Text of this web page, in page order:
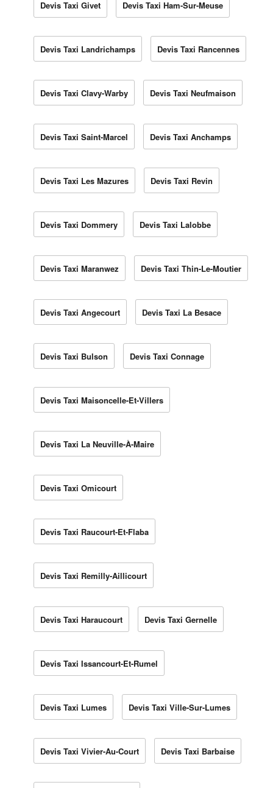
Devis Taxi Givet Devis Taxi Ham-Sur-Meuse
Devis Taxi Landrichamps Devis Taxi Rancennes
Devis Taxi Clavy-Warby Devis Taxi Neufmaison
Devis Taxi Saint-Marcel Devis Taxi Anchamps
Devis Taxi Les Mazures Devis Taxi Revin
Devis Taxi Dommery Devis Taxi Lalobbe
Devis Taxi Maranwez Devis Taxi Thin-Le-Moutier
Devis Taxi Angecourt Devis Taxi La Besace
Devis Taxi Bulson Devis Taxi Connage
Devis Taxi Maisoncelle-Et-Villers
Devis Taxi La Neuville-À-Maire
Devis Taxi Omicourt
Devis Taxi Raucourt-Et-Flaba
Devis Taxi Remilly-Aillicourt
Devis Taxi Haraucourt Devis Taxi Gernelle
Devis Taxi Issancourt-Et-Rumel
Devis Taxi Lumes Devis Taxi Ville-Sur-Lumes
Devis Taxi Vivier-Au-Court Devis Taxi Barbaise